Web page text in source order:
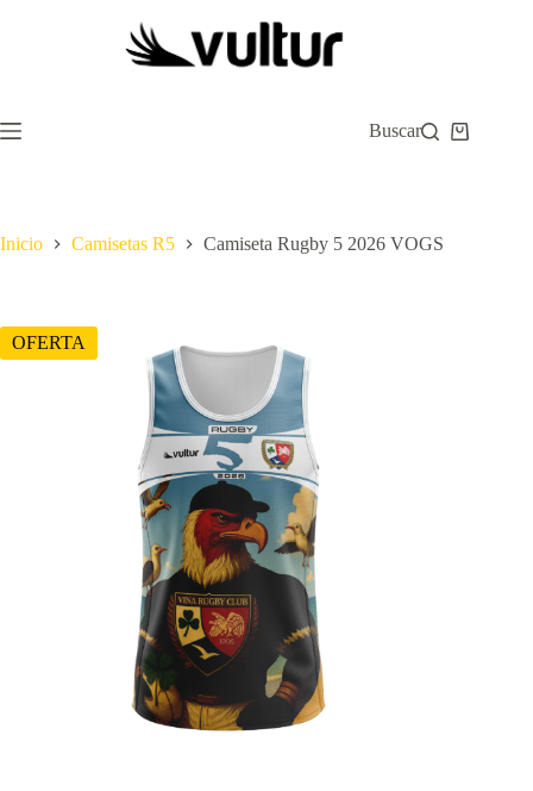
Buscar
Carro
Inicio Camisetas R5 Camiseta Rugby 5 2026 VOGS
OFERTA